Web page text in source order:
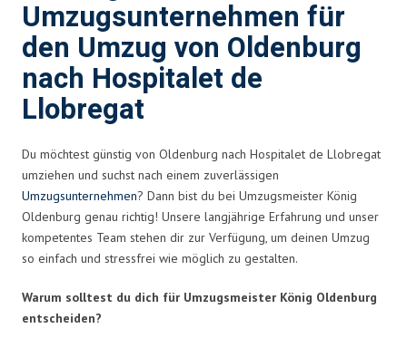
Umzugsunternehmen für
den Umzug von Oldenburg
nach Hospitalet de
Llobregat
Du möchtest günstig von Oldenburg nach Hospitalet de Llobregat
umziehen und suchst nach einem zuverlässigen
Umzugsunternehmen? Dann bist du bei Umzugsmeister König
Oldenburg genau richtig! Unsere langjährige Erfahrung und unser
kompetentes Team stehen dir zur Verfügung, um deinen Umzug
so einfach und stressfrei wie möglich zu gestalten.
Warum solltest du dich für Umzugsmeister König Oldenburg
entscheiden?